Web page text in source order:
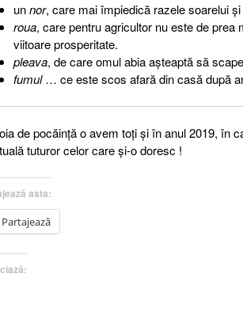
unnor, care mai împiedică razele soarelui
roua, care pentru agricultor nu este de
viitoare prosperitate.
pleava, de care omul abia aşteaptă să
fumul… ce este scos afară din casă după
de pocăinţă o avem toţi şi în anul 2019, în
tuturor celor care şi-o doresc !
asta:
Partajează